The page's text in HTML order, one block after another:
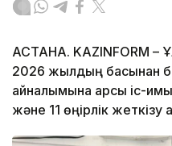
АСТАНА. KAZINFORM –
2026 жылдың басынан
айналымына қарсы іс-
және 11 өңірлік